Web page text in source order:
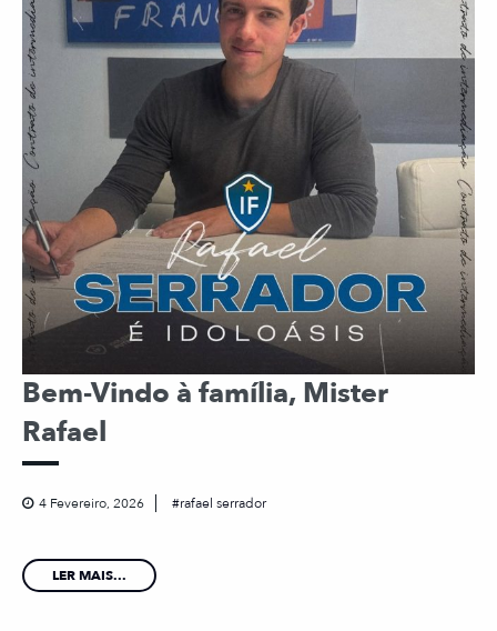
Bem-Vindo à família, Mister
Rafael
4 Fevereiro, 2026 rafael serrador
LER MAIS...